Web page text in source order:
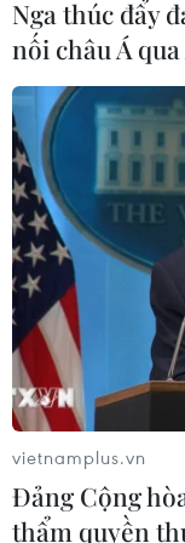
Bánh xèo Nam
tan của miền
18/07/2026 02:22
Lễ hội Yến sào
tinh hoa ẩm
16/07/2026 13:49
Mang hương vị
bạn bè Đức
Nga thúc đẩy
nối châu Á
vietnamplus.vn
Đảng Cộng
thẩm quyền